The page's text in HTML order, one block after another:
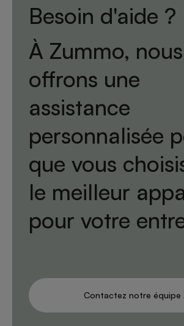
Besoin d'aide ?
À Zummo,
offrons une
assistance
personnalisée
que vous
le meilleur
pour votre
Contactez notre équipe